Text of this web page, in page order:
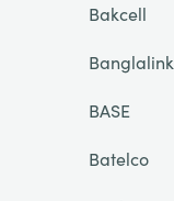
Bakcell
Banglalink
BASE
Batelco